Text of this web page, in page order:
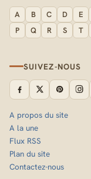
A B C D E
P
Q R S T
SUIVEZ-NOUS
A propos du site
A la une
Flux RSS
Plan du site
Contactez-nous